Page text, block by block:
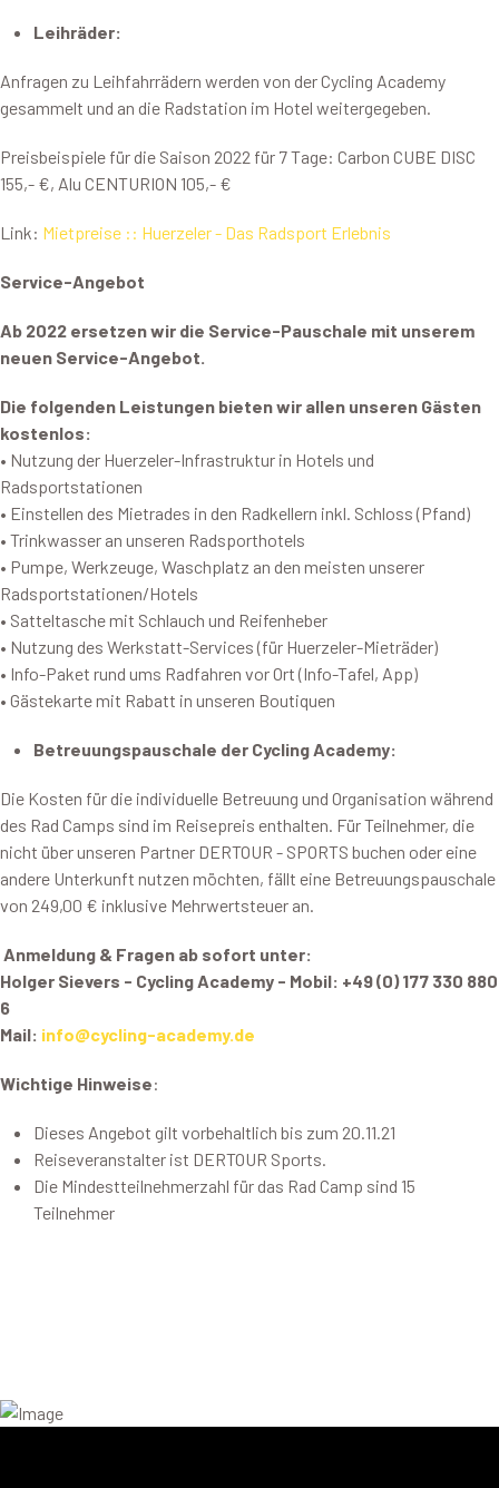
Leihräder:
Anfragen zu Leihfahrrädern werden von der Cycling Academy
gesammelt und an die Radstation im Hotel weitergegeben.
Preisbeispiele für die Saison 2022 für 7 Tage: Carbon CUBE DISC
155,- €, Alu CENTURION 105,- €
Link: Mietpreise :: Huerzeler - Das Radsport Erlebnis
Service-Angebot
Ab 2022 ersetzen wir die Service-Pauschale mit unserem
neuen Service-Angebot.
Die folgenden Leistungen bieten wir allen unseren Gästen
kostenlos:
• Nutzung der Huerzeler-Infrastruktur in Hotels und
Radsportstationen
• Einstellen des Mietrades in den Radkellern inkl. Schloss (Pfand)
• Trinkwasser an unseren Radsporthotels
• Pumpe, Werkzeuge, Waschplatz an den meisten unserer
Radsportstationen/Hotels
• Satteltasche mit Schlauch und Reifenheber
• Nutzung des Werkstatt-Services (für Huerzeler-Mieträder)
• Info-Paket rund ums Radfahren vor Ort (Info-Tafel, App)
• Gästekarte mit Rabatt in unseren Boutiquen
Betreuungspauschale der Cycling Academy:
Die Kosten für die individuelle Betreuung und Organisation während
des Rad Camps sind im Reisepreis enthalten. Für Teilnehmer, die
nicht über unseren Partner DERTOUR - SPORTS buchen oder eine
andere Unterkunft nutzen möchten, fällt eine Betreuungspauschale
von 249,00 € inklusive Mehrwertsteuer an.
Anmeldung & Fragen ab sofort unter:
Holger Sievers - Cycling Academy - Mobil: +49 (0) 177 330 880
6
Mail: info@cycling-academy.de
Wichtige Hinweise:
Dieses Angebot gilt vorbehaltlich bis zum 20.11.21
Reiseveranstalter ist DERTOUR Sports.
Die Mindestteilnehmerzahl für das Rad Camp sind 15
Teilnehmer